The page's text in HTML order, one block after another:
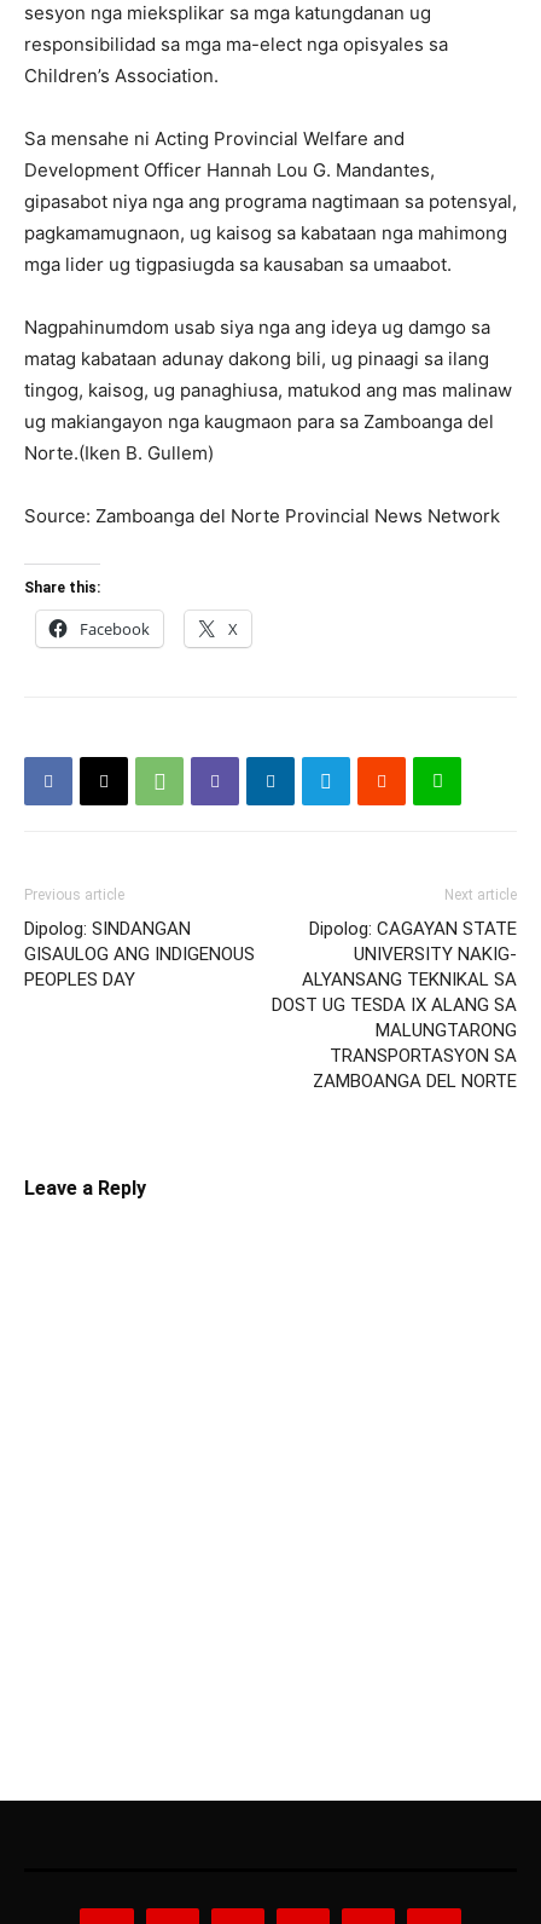
sesyon nga mieksplikar sa mga katungdanan ug
responsibilidad sa mga ma-elect nga opisyales sa
Children’s Association.
Sa mensahe ni Acting Provincial Welfare and
Development Officer Hannah Lou G. Mandantes,
gipasabot niya nga ang programa nagtimaan sa potensyal,
pagkamamugnaon, ug kaisog sa kabataan nga mahimong
mga lider ug tigpasiugda sa kausaban sa umaabot.
Nagpahinumdom usab siya nga ang ideya ug damgo sa
matag kabataan adunay dakong bili, ug pinaagi sa ilang
tingog, kaisog, ug panaghiusa, matukod ang mas malinaw
ug makiangayon nga kaugmaon para sa Zamboanga del
Norte.(Iken B. Gullem)
Source: Zamboanga del Norte Provincial News Network
Share this:
Facebook X
Previous article
Dipolog: SINDANGAN
GISAULOG ANG INDIGENOUS
PEOPLES DAY
Next article
Dipolog: CAGAYAN STATE
UNIVERSITY NAKIG-
ALYANSANG TEKNIKAL SA
DOST UG TESDA IX ALANG SA
MALUNGTARONG
TRANSPORTASYON SA
ZAMBOANGA DEL NORTE
Leave a Reply